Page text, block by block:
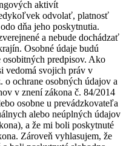
aktivít
odvolať, platnosť
dňa jeho poskytnutia.
a nebude dochádzať
Osobné údaje budú
osobitných predpisov. Ako
vedomá svojich práv v
o ochrane osobných údajov a
v znení zákona č. 84/2014
osobne u prevádzkovateľa
alebo neúplných údajov
a že mi boli poskytnuté
Zároveň vyhlasujem, že